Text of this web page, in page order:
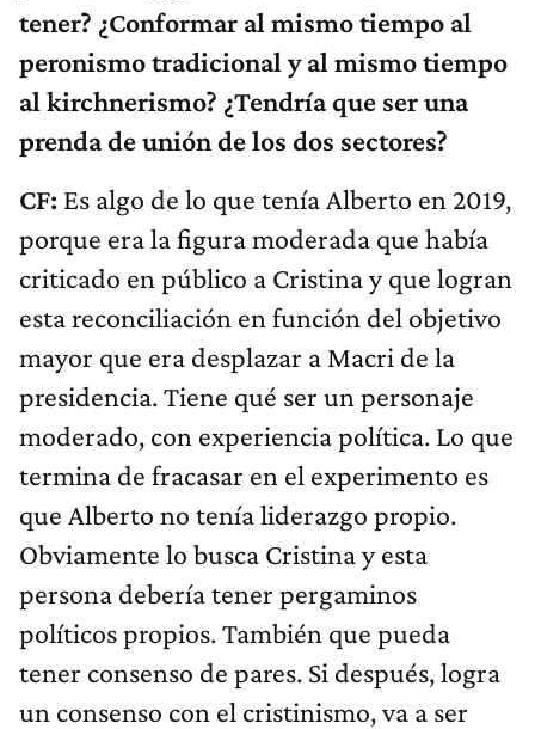
tener? ¿Conformar al mismo tiempo al
peronismo tradicional y al mismo tiempo
al kirchnerismo? ¿Tendría que ser una
prenda de unión de los dos sectores?
CF: Es algo de lo que tenía Alberto en 2019,
porque era la figura moderada que había
criticado en público a Cristina y que logran
esta reconciliación en función del objetivo
mayor que era desplazar a Macri de la
presidencia. Tiene qué ser un personaje
moderado, con experiencia política. Lo que
termina de fracasar en el experimento es
que Alberto no tenía liderazgo propio.
Obviamente lo busca Cristina y esta
persona debería tener pergaminos
políticos propios. También que pueda
tener consenso de pares. Si después, logra
un consenso con el cristinismo, va a ser